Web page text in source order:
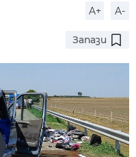
A+ A-
Запази